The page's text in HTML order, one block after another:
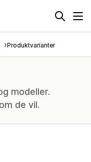
Produktvarianter
modeller.
de vil.